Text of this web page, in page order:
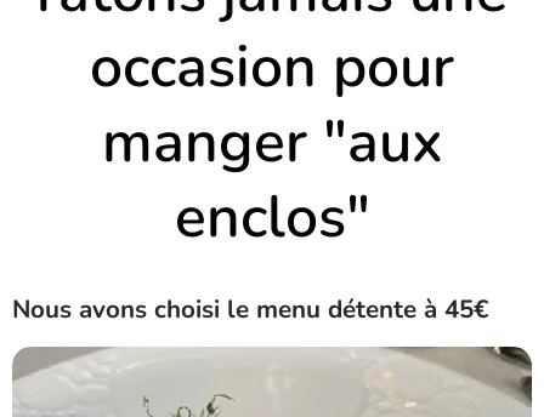
occasion pour
manger "aux
enclos"
Nous avons choisi le menu détente à 45€